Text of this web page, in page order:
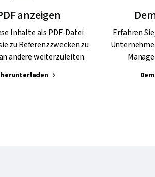
anzeigen
Inhalte als PDF-Datei
zu Referenzzwecken zu
andere weiterzuleiten.
Erfahren